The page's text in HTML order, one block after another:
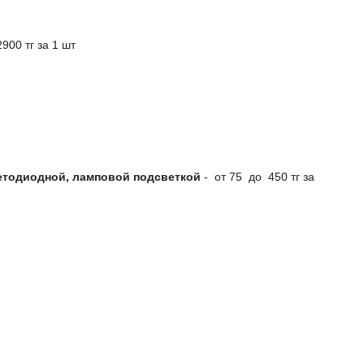
тг за 1 шт
ламповой подсветкой - от 75 до 450 тг за